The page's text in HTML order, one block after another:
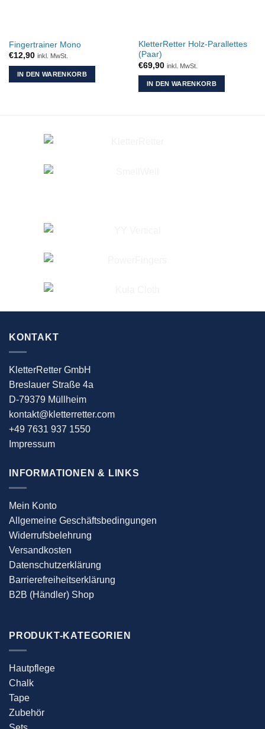
Fingertrainer Mono
€12,90 inkl. MwSt.
IN DEN WARENKORB
KletterRetter Holz-Parallettes
(Paar)
€69,90 inkl. MwSt.
IN DEN WARENKORB
KONTAKT
KletterRetter GmbH
Breslauer Straße 4a
D-79379 Müllheim
kontakt@kletterretter.com
+49 7631 937 1550
Impressum
INFORMATIONEN & LINKS
Mein Konto
Allgemeine Geschäftsbedingungen
Widerrufsbelehrung
Versandkosten
Datenschutzerklärung
Barrierefreiheitserklärung
B2B (Händler) Shop
PRODUKT-KATEGORIEN
Hautpflege
Chalk
Tape
Zubehör